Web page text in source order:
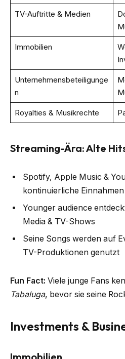
TV-Auftritte & Medien
Immobilien
Unternehmensbeteiligunge
n
Royalties & Musikrechte
Streaming-Ära: Alte
Spotify, Apple Music &
kontinuierliche Einnahmen
Younger audience
Media & TV-Shows
Seine Songs werden auf
TV-Produktionen genutzt
Fun Fact: Viele junge Fans
Tabaluga, bevor sie seine
Investments &